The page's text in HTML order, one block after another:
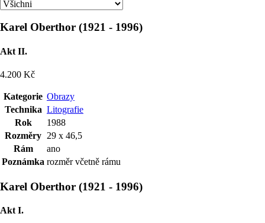
Karel Oberthor (1921 - 1996)
Akt II.
4.200 Kč
Kategorie Obrazy
Technika Litografie
Rok
1988
Rozměry 29 x 46,5
Rám
ano
Poznámka rozměr včetně rámu
Karel Oberthor (1921 - 1996)
Akt I.